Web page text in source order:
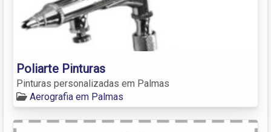
Poliarte Pinturas
Pinturas personalizadas em Palmas
Aerografia em Palmas